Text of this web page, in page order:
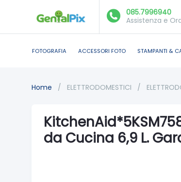
085.7996940
Assistenza e
FOTOGRAFIA ACCESSORI FOTO STAMPANTI &
Home / ELETTRODOMESTICI /
da Cucina 6,9 L.